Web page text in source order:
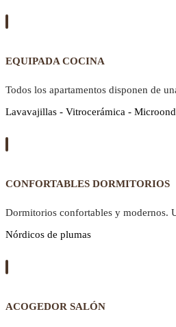
EQUIPADA COCINA
Todos los apartamentos disponen de
Lavavajillas - Vitrocerámica -
CONFORTABLES DORMITORIOS
Dormitorios confortables y modernos.
Nórdicos de plumas
ACOGEDOR SALÓN